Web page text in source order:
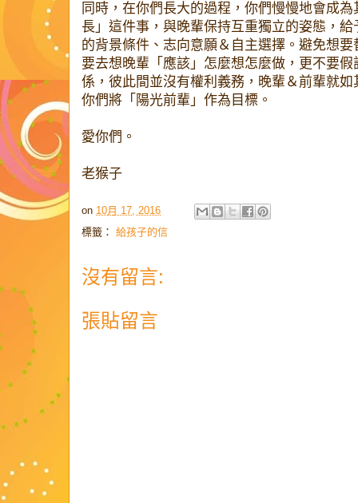
同時，在你們長大的過程，你們慢慢地會成
長」這件事，與晚輩保持互重獨立的姿態，
的背景條件、志向意願＆自主選擇。避免想
要去想晚輩「應該」怎麼想怎麼做，更不要
係，彼此間並沒有權利義務，晚輩＆前輩就
你們將「陽光前輩」作為目標。
愛你們。
老猴子
on 10月 17, 2016
標籤： 給孩子的信
沒有留言:
張貼留言